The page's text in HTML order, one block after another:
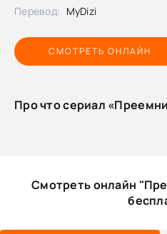
СМОТРЕТЬ ОНЛАЙН
Перевод: MyDizi
Про что сериал
Смотреть онлайн